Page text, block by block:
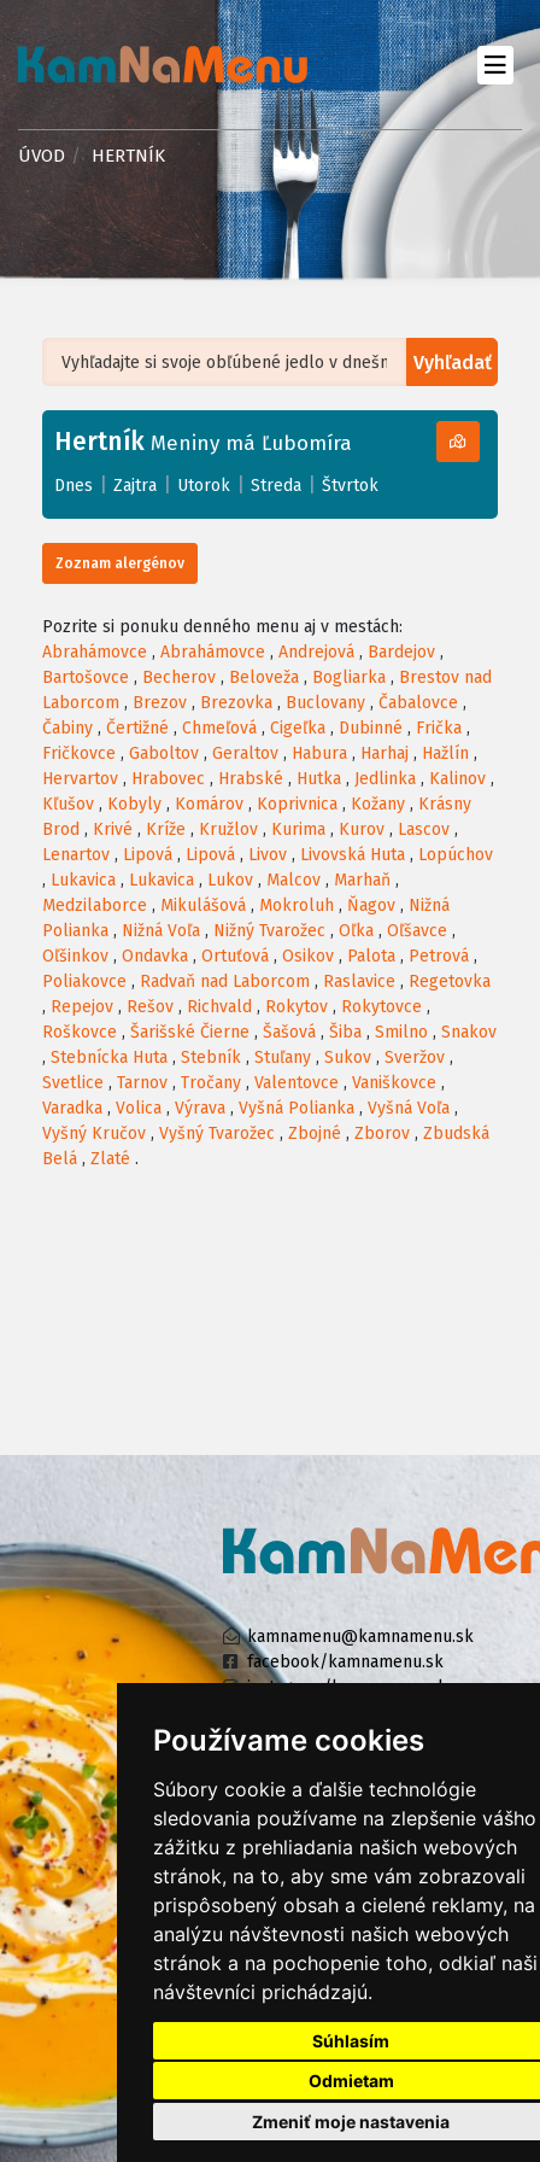
Používame cookies
Súbory cookie a ďalšie technológie
sledovania používame na zlepšenie vášho
zážitku z prehliadania našich webových
stránok, na to, aby sme vám zobrazovali
prispôsobený obsah a cielené reklamy, na
analýzu návštevnosti našich webových
stránok a na pochopenie toho, odkiaľ naši
návštevníci prichádzajú.
Súhlasím
Odmietam
Zmeniť moje nastavenia
ÚVOD HERTNÍK
Vyhľadať
+
−
Leaflet| ©OpenStreetMap, Tiles courtesy ofHumanitarian OpenStreetMap
Hertník Meniny má Ľubomíra
Dnes Zajtra Utorok Streda Štvrtok
Zoznam alergénov
Pozrite si ponuku denného menu aj v mestách:
Abrahámovce , Abrahámovce , Andrejová , Bardejov ,
Bartošovce , Becherov , Beloveža , Bogliarka , Brestov nad
Laborcom , Brezov , Brezovka , Buclovany , Čabalovce ,
Čabiny , Čertižné , Chmeľová , Cigeľka , Dubinné , Frička ,
Fričkovce , Gaboltov , Geraltov , Habura , Harhaj , Hažlín ,
Hervartov , Hrabovec , Hrabské , Hutka , Jedlinka , Kalinov ,
Kľušov , Kobyly , Komárov , Koprivnica , Kožany , Krásny
Brod , Krivé , Kríže , Kružlov , Kurima , Kurov , Lascov ,
Lenartov , Lipová , Lipová , Livov , Livovská Huta , Lopúchov
, Lukavica , Lukavica , Lukov , Malcov , Marhaň ,
Medzilaborce , Mikulášová , Mokroluh , Ňagov , Nižná
Polianka , Nižná Voľa , Nižný Tvarožec , Oľka , Oľšavce ,
Oľšinkov , Ondavka , Ortuťová , Osikov , Palota , Petrová ,
Poliakovce , Radvaň nad Laborcom , Raslavice , Regetovka
, Repejov , Rešov , Richvald , Rokytov , Rokytovce ,
Roškovce , Šarišské Čierne , Šašová , Šiba , Smilno , Snakov
, Stebnícka Huta , Stebník , Stuľany , Sukov , Sveržov ,
Svetlice , Tarnov , Tročany , Valentovce , Vaniškovce ,
Varadka , Volica , Výrava , Vyšná Polianka , Vyšná Voľa ,
Vyšný Kručov , Vyšný Tvarožec , Zbojné , Zborov , Zbudská
Belá , Zlaté .
kamnamenu@kamnamenu.sk
facebook/kamnamenu.sk
instagram/kamnamenu.sk
KONTAKTUJTE NÁS
PRIHLÁSIŤ SA DO ZÁKAZNÍCKEJ ZÓNY
Všeobecné obchodné podmienky
Ochrana osobných údajov
Cookies
Moje KamNaMenu
Pridať reštauráciu
Cenník balíkov